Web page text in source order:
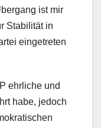
ist mir
Stabilität in
eingetreten
ehrliche und
habe, jedoch